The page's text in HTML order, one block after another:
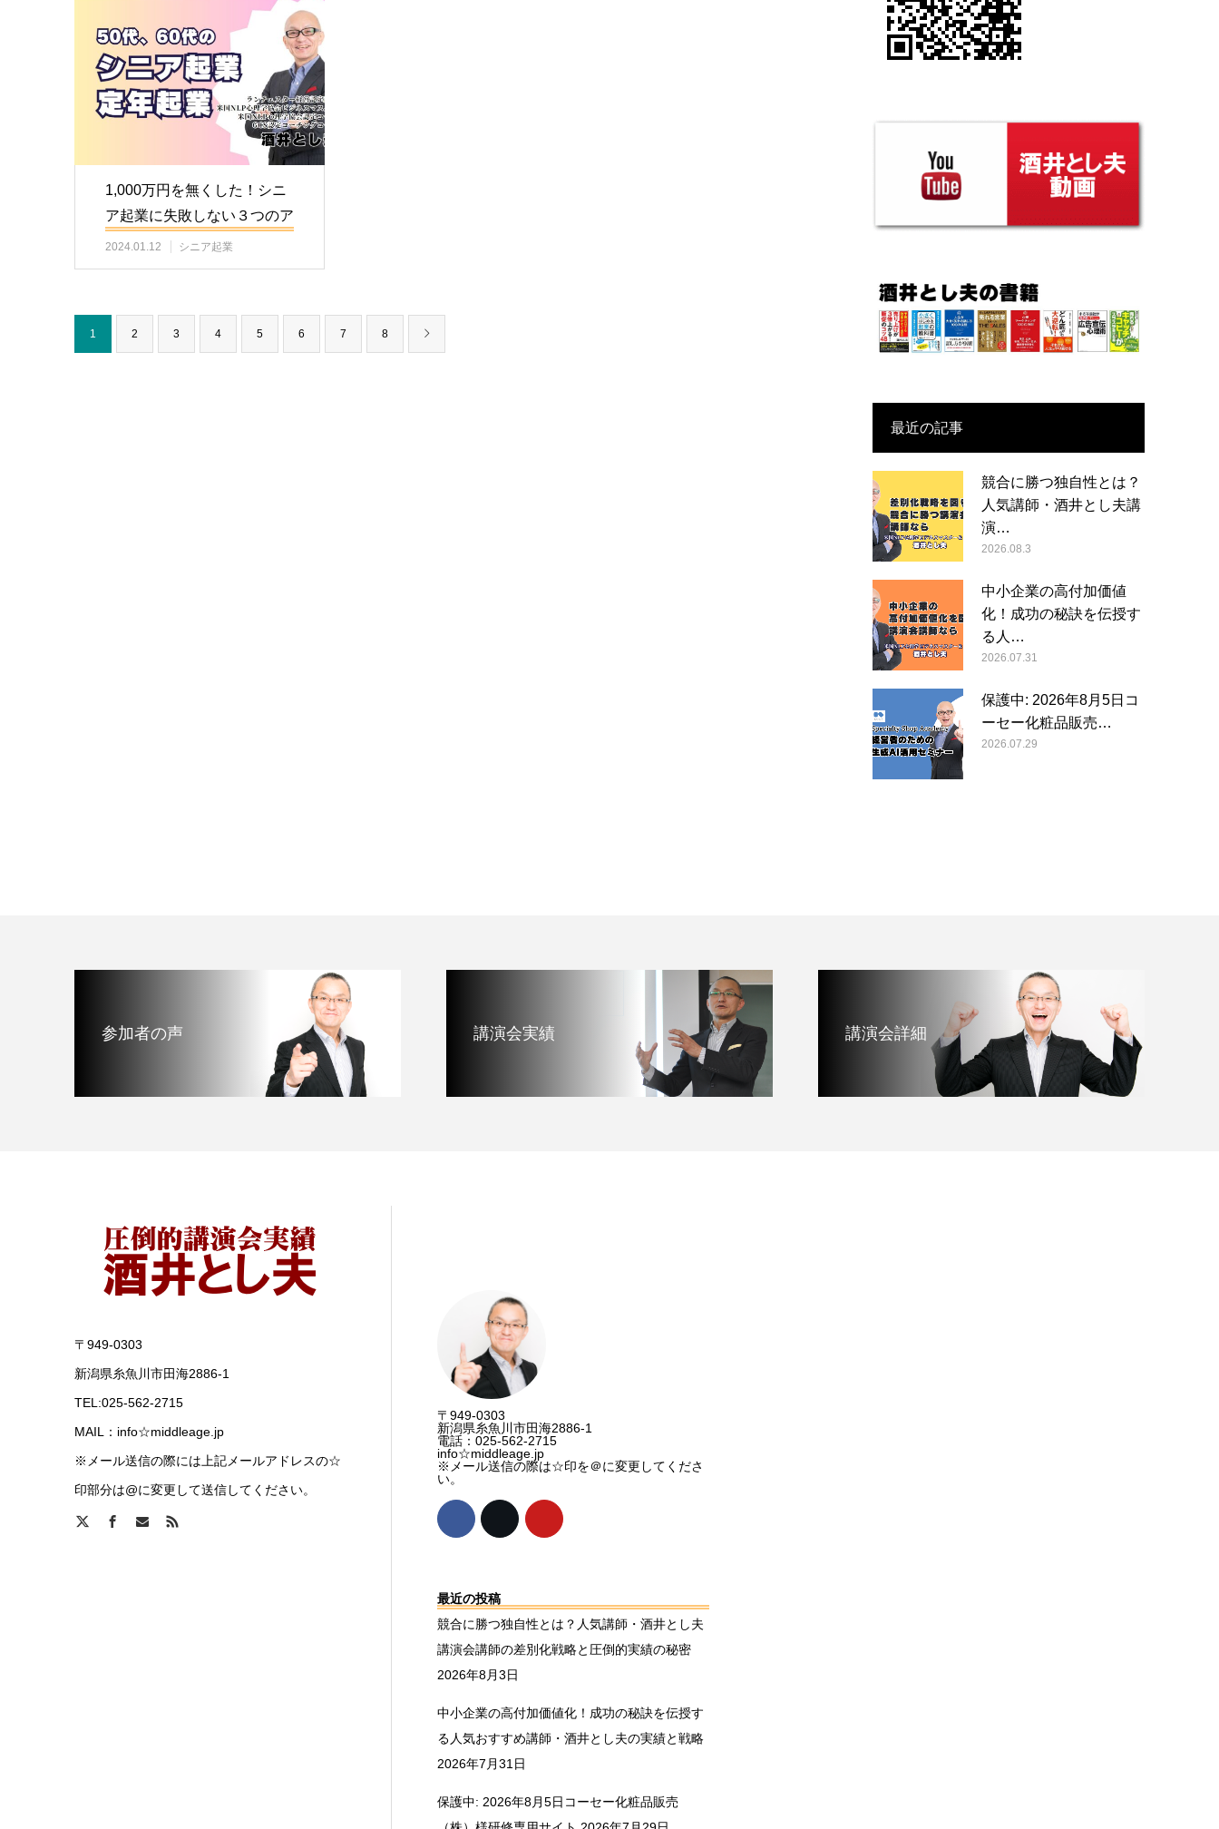
1,000万円を無くした！シニ
ア起業に失敗しない３つのア
ドバイス
2024.01.12 シニア起業
1 2 3 4 5 6 7 8
最近の記事
競合に勝つ独自性とは？
人気講師・酒井とし夫講
演…
2026.08.3
中小企業の高付加価値
化！成功の秘訣を伝授す
る人…
2026.07.31
保護中: 2026年8月5日コ
ーセー化粧品販売…
2026.07.29
参加者の声 講演会実績 講演会詳細
〒949-0303
新潟県糸魚川市田海2886-1
TEL:025-562-2715
MAIL：info☆middleage.jp
※メール送信の際には上記メールアドレスの☆
印部分は@に変更して送信してください。
〒949-0303
新潟県糸魚川市田海2886-1
電話：025-562-2715
info☆middleage.jp
※メール送信の際は☆印を＠に変更してくださ
い。
最近の投稿
競合に勝つ独自性とは？人気講師・酒井とし夫
講演会講師の差別化戦略と圧倒的実績の秘密
2026年8月3日
中小企業の高付加価値化！成功の秘訣を伝授す
る人気おすすめ講師・酒井とし夫の実績と戦略
2026年7月31日
保護中: 2026年8月5日コーセー化粧品販売